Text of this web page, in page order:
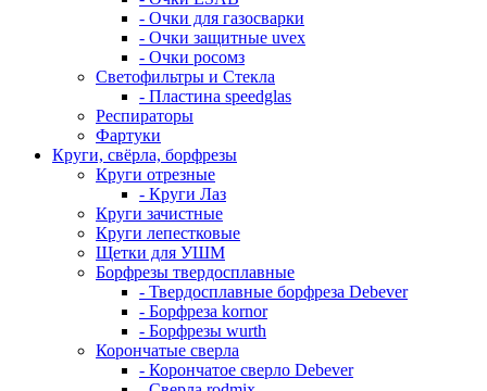
- Очки для газосварки
- Очки защитные uvex
- Очки росомз
Светофильтры и Стекла
- Пластина speedglas
Респираторы
Фартуки
Круги, свёрла, борфрезы
Круги отрезные
- Круги Лаз
Круги зачистные
Круги лепестковые
Щетки для УШМ
Борфрезы твердосплавные
- Твердосплавные борфреза Debever
- Борфреза kornor
- Борфрезы wurth
Корончатые сверла
- Корончатое сверло Debever